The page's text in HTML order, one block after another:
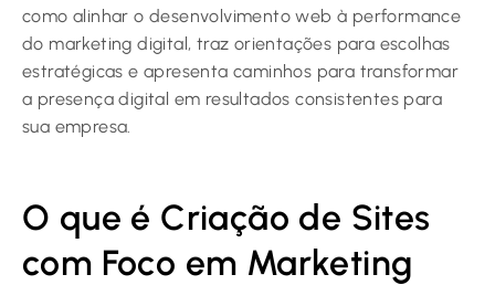
como alinhar o desenvolvimento web à performance
do marketing digital, traz orientações para escolhas
estratégicas e apresenta caminhos para transformar
a presença digital em resultados consistentes para
sua empresa.
O que é Criação de Sites
com Foco em Marketing